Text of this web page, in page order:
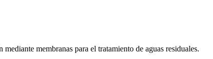
membranas para el tratamiento de aguas residuales.